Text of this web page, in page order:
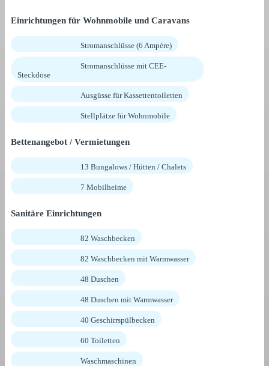
Einrichtungen für Wohnmobile und Caravans
Stromanschlüsse (6 Ampère)
Stromanschlüsse mit CEE-
Steckdose
Ausgüsse für Kassettentoiletten
Stellplätze für Wohnmobile
Bettenangebot / Vermietungen
13 Bungalows / Hütten / Chalets
7 Mobilheime
Sanitäre Einrichtungen
82 Waschbecken
82 Waschbecken mit Warmwasser
48 Duschen
48 Duschen mit Warmwasser
40 Geschirrspülbecken
60 Toiletten
Waschmaschinen